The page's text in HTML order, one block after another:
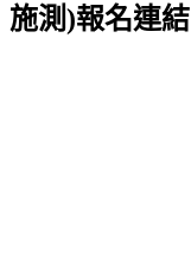
施測)報名連結